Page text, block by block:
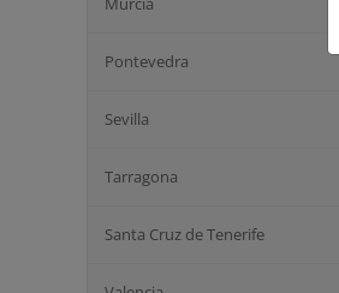
Pontevedra
Sevilla
Tarragona
Santa Cruz de Tenerife